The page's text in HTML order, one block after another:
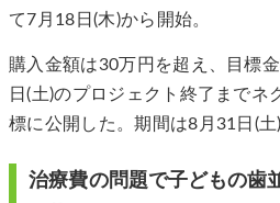
て7月18日(木)から開始。
購入金額は30万円を超え、目標
日(土)のプロジェクト終了までネ
標に公開した。期間は8月31日(土
治療費の問題で子どもの歯